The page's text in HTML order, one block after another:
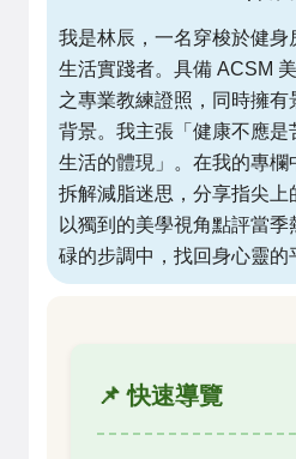
我是林辰，一名穿梭於健身
生活實踐者。具備 ACSM
之專業教練證照，同時擁
背景。我主張「健康不應是
生活的體現」。在我的專欄
拆解減脂迷思，分享指尖上
以獨到的美學視角點評當
碌的步調中，找回身心靈的
📌 快速導覽